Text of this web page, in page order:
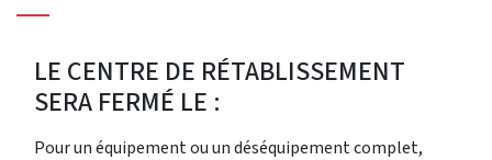
LE CENTRE DE RÉTABLISSEMENT
SERA FERMÉ LE :
Pour un équipement ou un déséquipement complet,